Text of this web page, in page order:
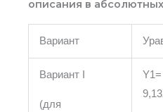
описания в
Вариант
Вариант I
(для